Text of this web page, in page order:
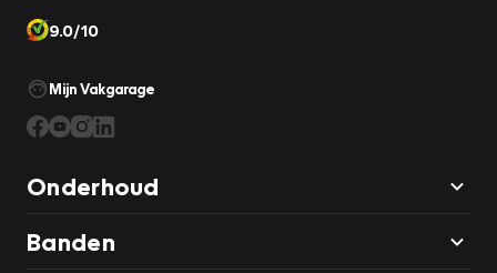
9.0/10
Mijn Vakgarage
Onderhoud
Banden